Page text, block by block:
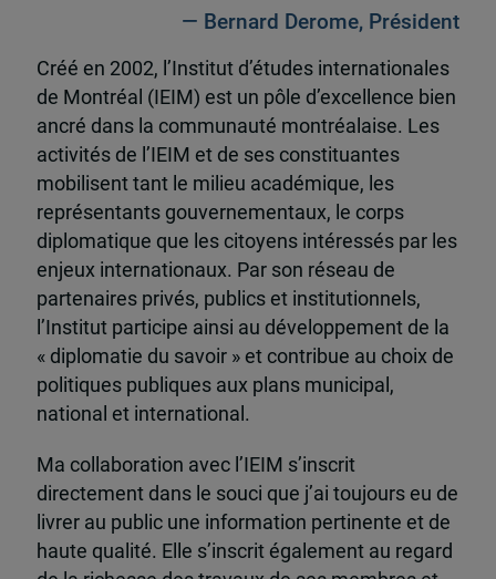
— Bernard Derome, Président
Créé en 2002, l’Institut d’études internationales
de Montréal (IEIM) est un pôle d’excellence bien
ancré dans la communauté montréalaise. Les
activités de l’IEIM et de ses constituantes
mobilisent tant le milieu académique, les
représentants gouvernementaux, le corps
diplomatique que les citoyens intéressés par les
enjeux internationaux. Par son réseau de
partenaires privés, publics et institutionnels,
l’Institut participe ainsi au développement de la
« diplomatie du savoir » et contribue au choix de
politiques publiques aux plans municipal,
national et international.
Ma collaboration avec l’IEIM s’inscrit
directement dans le souci que j’ai toujours eu de
livrer au public une information pertinente et de
haute qualité. Elle s’inscrit également au regard